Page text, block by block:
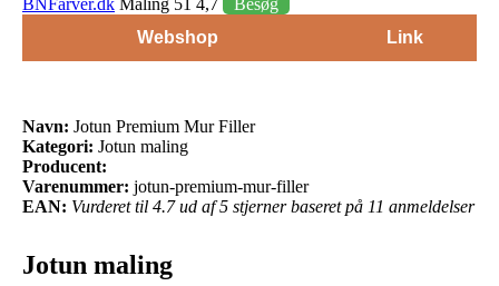
Webshop
Link
Navn: Jotun Premium Mur Filler
Kategori: Jotun maling
Producent:
Varenummer: jotun-premium-mur-filler
EAN: Vurderet til 4.7 ud af 5 stjerner baseret på 11 anmeldelser
Jotun maling